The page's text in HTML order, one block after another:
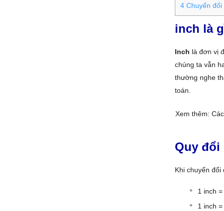
4 Chuyển
inch là
Inch là đơn vị
chúng ta vẫn
thường nghe
toán.
Xem thêm:
Quy đổi
Khi chuyển
1 inch
1 inch